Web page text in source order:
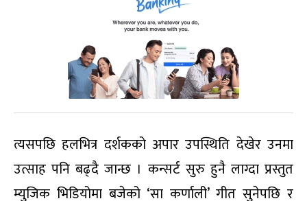
त्यसपछि हलभित्र दर्शकको अपार उपस्थिति देखेर उनमा
उत्साह पनि बढ्दै जान्छ । कन्सर्ट सुरु हुनै लाग्दा प्रस्तुत
म्युजिक भिडियोमा बजेको ‘सा कर्णाली’ गीत सुनेपछि र